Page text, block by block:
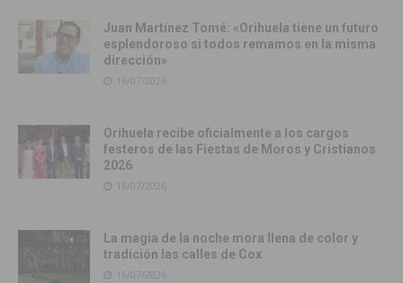
Juan Martínez Tomé: «Orihuela tiene un futuro
esplendoroso si todos remamos en la misma
dirección»
16/07/2026
Orihuela recibe oficialmente a los cargos
festeros de las Fiestas de Moros y Cristianos
2026
16/07/2026
La magia de la noche mora llena de color y
tradición las calles de Cox
16/07/2026